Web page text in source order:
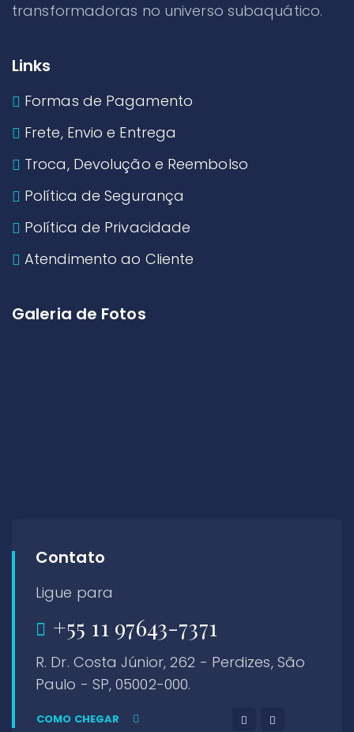
transformadoras no universo subaquático.
Links
Formas de Pagamento
Frete, Envio e Entrega
Troca, Devolução e Reembolso
Política de Segurança
Política de Privacidade
Atendimento ao Cliente
Galeria de Fotos
Contato
Ligue para
+55 11 97643-7371
R. Dr. Costa Júnior, 262 - Perdizes, São
Paulo - SP, 05002-000.
COMO CHEGAR